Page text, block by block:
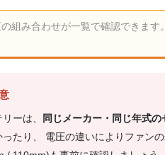
組み合わせが一覧で確認できます
ーは、 同じメーカー・同じ年式の
たり、 電圧の違いによりファン